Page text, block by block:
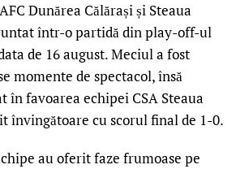
Dunărea Călărași și Steaua
într-o partidă din play-off-ul
de 16 august. Meciul a fost
momente de spectacol, însă
în favoarea echipei CSA Steaua
învingătoare cu scorul final de 1-0.
au oferit faze frumoase pe